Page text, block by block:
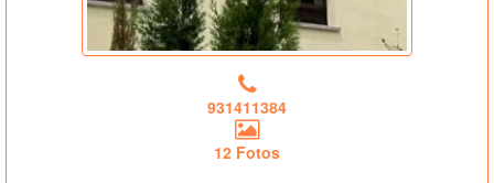
931411384
12 Fotos